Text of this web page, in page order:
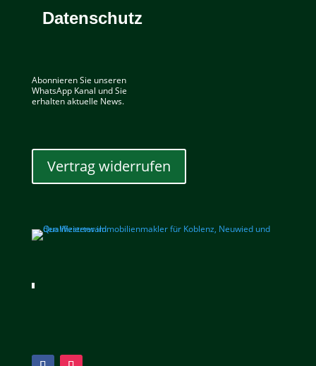
Datenschutz
Abonnieren Sie unseren
WhatsApp Kanal und Sie
erhalten aktuelle News.
Vertrag widerrufen